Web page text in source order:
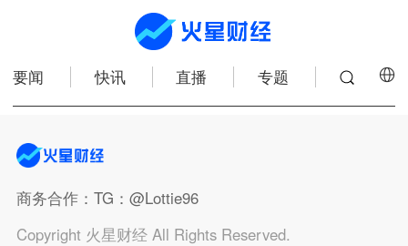
要闻 快讯 直播 专题
商务合作：TG：@Lottie96
Copyright 火星财经 All Rights Reserved.